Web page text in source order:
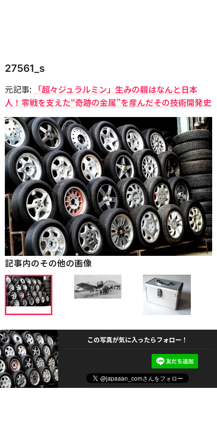
27561_s
元記事: 「超々ジュラルミン」生みの親はなんと日本
人！零戦を支えた“奇跡の金属”を産んだその技術開発史
記事内のその他の画像
この写真が気に入ったらフォロー！